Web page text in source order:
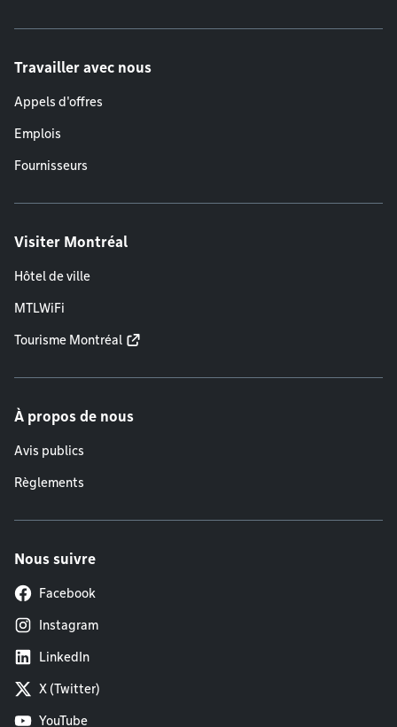
Travailler avec nous
Appels d'offres
Emplois
Fournisseurs
Visiter Montréal
Hôtel de ville
MTLWiFi
Tourisme Montréal
À propos de nous
Avis publics
Règlements
Nous suivre
Facebook
Instagram
LinkedIn
X (Twitter)
YouTube